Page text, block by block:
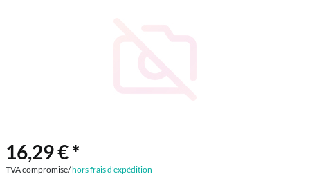
16,29 € *
TVA compromise/hors frais d'expédition